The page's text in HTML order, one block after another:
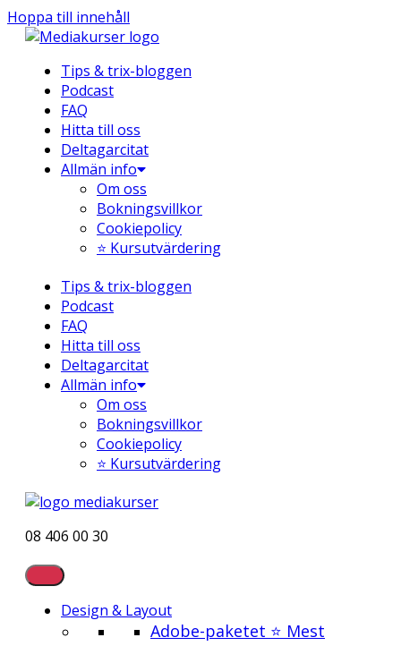
Hoppa till innehåll
Tips & trix-bloggen
Podcast
FAQ
Hitta till oss
Deltagarcitat
Allmän info
Om oss
Bokningsvillkor
Cookiepolicy
⭐ Kursutvärdering
Tips & trix-bloggen
Podcast
FAQ
Hitta till oss
Deltagarcitat
Allmän info
Om oss
Bokningsvillkor
Cookiepolicy
⭐ Kursutvärdering
08 406 00 30
Design & Layout
Adobe-paketet ⭐ Mest